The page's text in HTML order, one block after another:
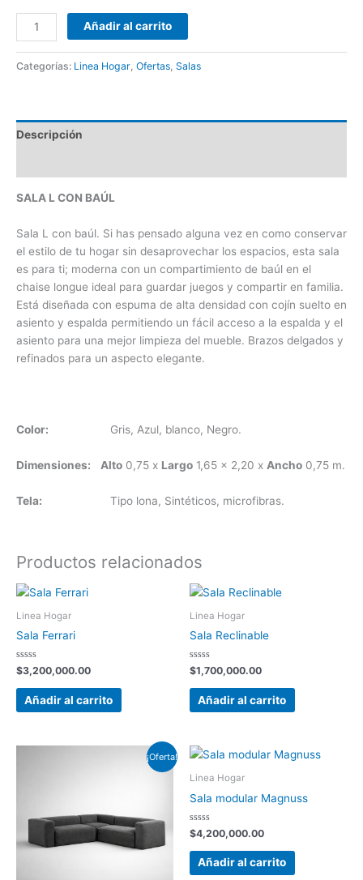
Añadir al carrito
Categorías: Linea Hogar, Ofertas, Salas
Descripción
SALA L CON BAÚL
Sala L con baúl. Si has pensado alguna vez en como conservar
el estilo de tu hogar sin desaprovechar los espacios, esta sala
es para ti; moderna con un compartimiento de baúl en el
chaise longue ideal para guardar juegos y compartir en familia.
Está diseñada con espuma de alta densidad con cojín suelto en
asiento y espalda permitiendo un fácil acceso a la espalda y el
asiento para una mejor limpieza del mueble. Brazos delgados y
refinados para un aspecto elegante.
Color: Gris, Azul, blanco, Negro.
Dimensiones: Alto 0,75 x Largo 1,65 x 2,20 x Ancho 0,75 m.
Tela: Tipo lona, Sintéticos, microfibras.
Productos relacionados
Linea Hogar
Sala Ferrari
Valorado
con
0
$3,200,000.00
Añadir al carrito
Linea Hogar
Sala Reclinable
Valorado
con
0
$1,700,000.00
Añadir al carrito
¡Oferta!
El
precio
actual
$3,100,000.00.
Linea Hogar
Sala modular Magnuss
Valorado
con
0
$4,200,000.00
Añadir al carrito